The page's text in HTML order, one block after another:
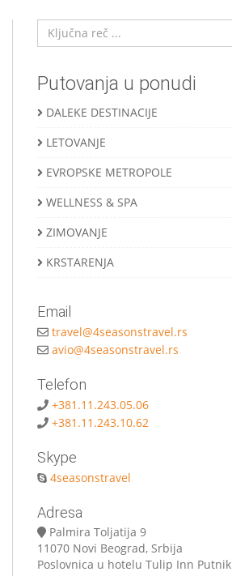
Putovanja u ponudi
DALEKE DESTINACIJE
LETOVANJE
EVROPSKE METROPOLE
WELLNESS & SPA
ZIMOVANJE
KRSTARENJA
Email
travel@4seasonstravel.rs
avio@4seasonstravel.rs
Telefon
+381.11.243.05.06
+381.11.243.10.62
Skype
4seasonstravel
Adresa
Palmira Toljatija 9
11070 Novi Beograd, Srbija
Poslovnica u hotelu Tulip Inn Putnik